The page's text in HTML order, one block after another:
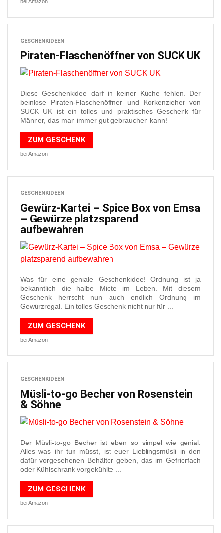
bei Amazon
GESCHENKIDEEN
Piraten-Flaschenöffner von SUCK UK
Diese Geschenkidee darf in keiner Küche fehlen. Der
beinlose Piraten-Flaschenöffner und Korkenzieher von
SUCK UK ist ein tolles und praktisches Geschenk für
Männer, das man immer gut gebrauchen kann!
ZUM GESCHENK
bei Amazon
GESCHENKIDEEN
Gewürz-Kartei – Spice Box von Emsa
– Gewürze platzsparend
aufbewahren
Was für eine geniale Geschenkidee! Ordnung ist ja
bekanntlich die halbe Miete im Leben. Mit diesem
Geschenk herrscht nun auch endlich Ordnung im
Gewürzregal. Ein tolles Geschenk nicht nur für ...
ZUM GESCHENK
bei Amazon
GESCHENKIDEEN
Müsli-to-go Becher von Rosenstein
& Söhne
Der Müsli-to-go Becher ist eben so simpel wie genial.
Alles was ihr tun müsst, ist euer Lieblingsmüsli in den
dafür vorgesehenen Behälter geben, das im Gefrierfach
oder Kühlschrank vorgekühlte ...
ZUM GESCHENK
bei Amazon